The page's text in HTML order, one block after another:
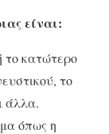
είναι:
το κατώτερο
το
άλλα.
όπως η